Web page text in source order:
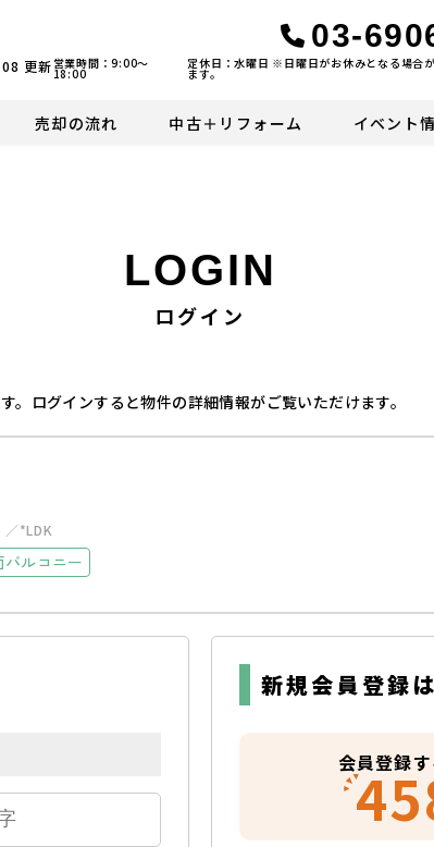
更新
03-
営業時間：9:00〜
18:00
定休日：水曜日 ※日曜日がお休みとなる場合
ます。
売却の流れ 中古＋リフォーム イベント
LOGIN
ログイン
ログインすると物件の詳細情報がご覧いただけます。
*LDK
バルコニー
新規会員登録
会員登録